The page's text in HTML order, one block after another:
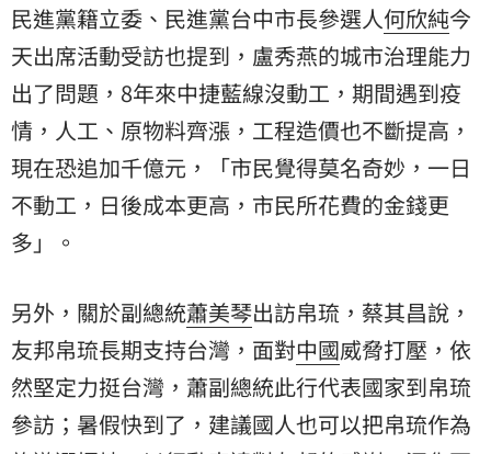
民進黨籍立委、民進黨台中市長參選人何欣純今
天出席活動受訪也提到，盧秀燕的城市治理能力
出了問題，8年來中捷藍線沒動工，期間遇到疫
情，人工、原物料齊漲，工程造價也不斷提高，
現在恐追加千億元，「市民覺得莫名奇妙，一日
不動工，日後成本更高，市民所花費的金錢更
多」。
另外，關於副總統蕭美琴出訪帛琉，蔡其昌說，
友邦帛琉長期支持台灣，面對中國威脅打壓，依
然堅定力挺台灣，蕭副總統此行代表國家到帛琉
參訪；暑假快到了，建議國人也可以把帛琉作為